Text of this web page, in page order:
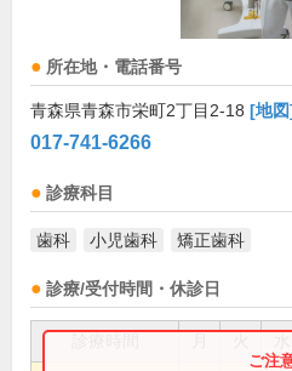
所在地・電話番号
青森県青森市栄町2丁目2-18 [地
017-741-6266
診療科目
歯科 小児歯科 矯正歯科
診療/受付時間・休診日